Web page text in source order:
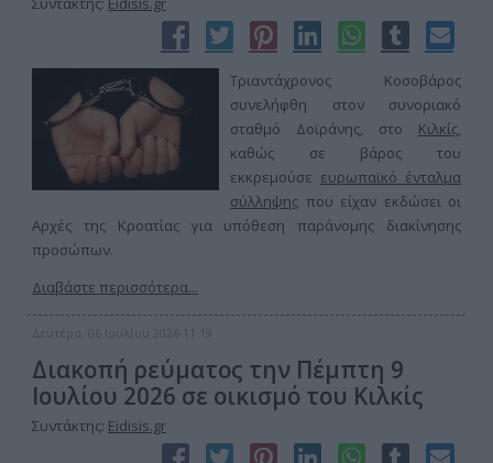
Τριαντάχρονος Κοσοβάρος
συνελήφθη στον συνοριακό
σταθμό Δοϊράνης, στο Κιλκίς,
καθώς σε βάρος του
εκκρεμούσε ευρωπαϊκό ένταλμα
σύλληψης που είχαν εκδώσει οι
Αρχές της Κροατίας για υπόθεση παράνομης διακίνησης
προσώπων.
Διαβάστε περισσότερα...
Δευτέρα, 06 Ιουλίου 2026 11:19
Διακοπή ρεύματος την Πέμπτη 9
Ιουλίου 2026 σε οικισμό του Κιλκίς
Συντάκτης: Eidisis.gr